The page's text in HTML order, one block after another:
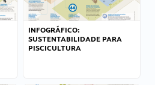
INFOGRÁFICO:
SUSTENTABILIDADE PARA
PISCICULTURA